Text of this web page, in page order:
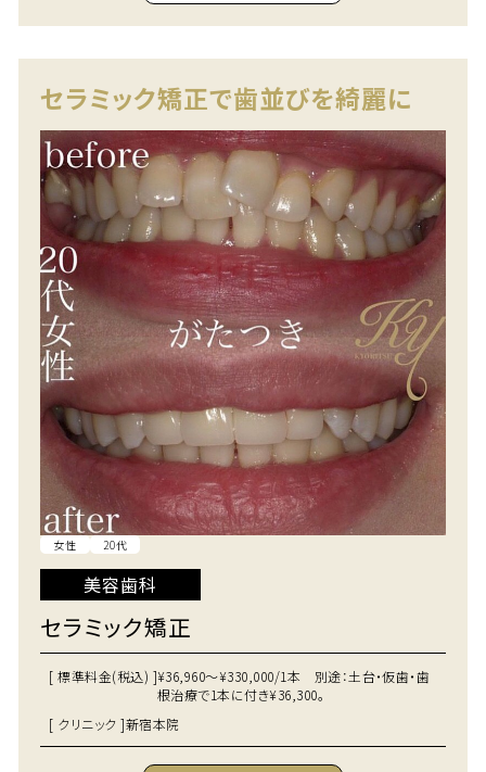
セラミック矯正で歯並びを綺麗に
女性 20代
美容歯科
セラミック矯正
[ 標準料金(税込) ]¥36,960～¥330,000/1本 別途：土台・仮歯・歯
根治療で1本に付き¥36,300。
[ クリニック ]新宿本院